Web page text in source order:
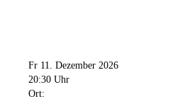
Fr 11. Dezember 2026
20:30 Uhr
Ort: